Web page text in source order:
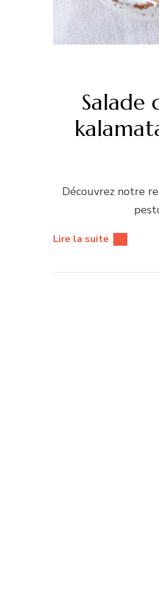
Salade
Découvrez notre
Lire la suite